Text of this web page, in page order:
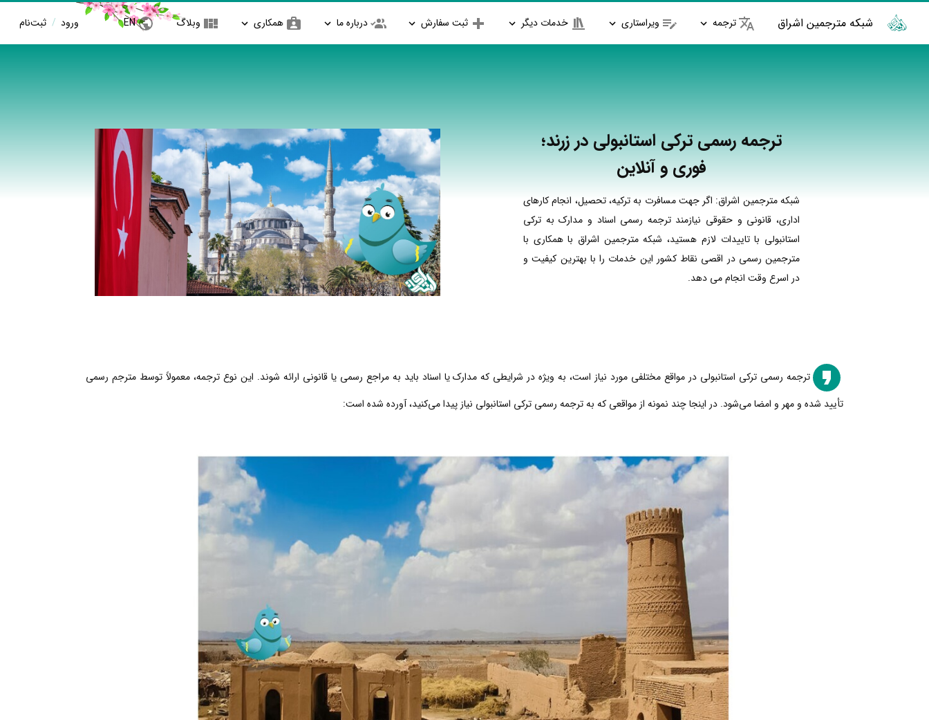
شبکه مترجمین اشراق ترجمه ویراستاری خدمات دیگر ثبت سفارش درباره ما همکاری وبلاگ EN ورود / ثبت‌نام
ترجمه رسمی ترکی استانبولی در زرند؛
فوری و آنلاین
شبکه مترجمین اشراق: اگر جهت مسافرت به ترکیه، تحصیل، انجام کارهای
اداری، قانونی و حقوقی نیازمند ترجمه رسمی اسناد و مدارک به ترکی
استانبولی با تاییدات لازم هستید، شبکه مترجمین اشراق با همکاری با
مترجمین رسمی در اقصی نقاط کشور این خدمات را با بهترین کیفیت و
در اسرع وقت انجام می دهد.
ترجمه رسمی ترکی استانبولی در مواقع مختلفی مورد نیاز است، به ویژه در شرایطی که مدارک یا اسناد باید به مراجع رسمی یا قانونی ارائه شوند. این نوع ترجمه، معمولاً توسط مترجم رسمی
تأیید شده و مهر و امضا می‌شود. در اینجا چند نمونه از مواقعی که به ترجمه رسمی ترکی استانبولی نیاز پیدا می‌کنید، آورده شده است: